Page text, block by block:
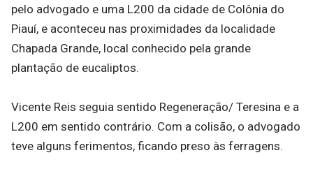
pelo advogado e uma L200 da cidade de Colônia do
Piauí, e aconteceu nas proximidades da localidade
Chapada Grande, local conhecido pela grande
plantação de eucaliptos.
Vicente Reis seguia sentido Regeneração/ Teresina e a
L200 em sentido contrário. Com a colisão, o advogado
teve alguns ferimentos, ficando preso às ferragens.